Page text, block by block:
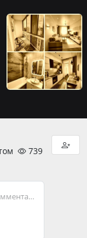
739
Авторизуйтесь, чтобы оставить комментарий